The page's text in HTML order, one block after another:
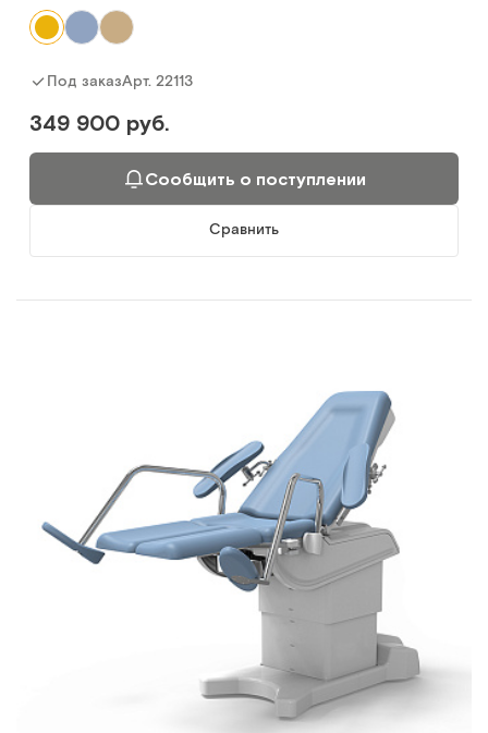
Под заказАрт. 22113
349 900 руб.
Сообщить о поступлении
Сравнить